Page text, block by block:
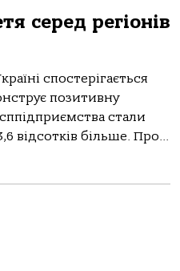
серед регіонів
спостерігається
позитивну
стали
відсотків більше. Про...